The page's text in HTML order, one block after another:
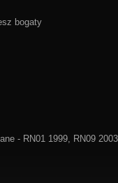
bogaty
- RN01 1999, RN09